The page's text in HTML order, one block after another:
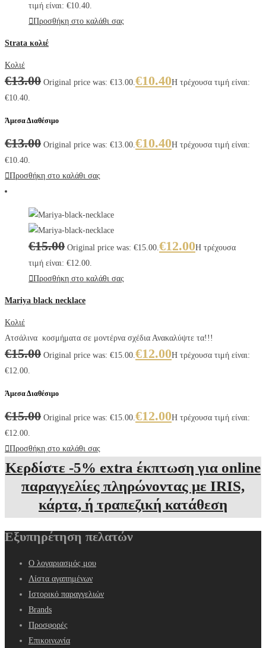
τιμή είναι: €10.40.
Προσθήκη στο καλάθι σας
Strata κολιέ
Κολιέ
€13.00 Original price was: €13.00. €10.40Η τρέχουσα τιμή είναι:
€10.40.
Άμεσα Διαθέσιμο
€13.00 Original price was: €13.00. €10.40Η τρέχουσα τιμή είναι:
€10.40.
Προσθήκη στο καλάθι σας
€15.00 Original price was: €15.00. €12.00Η τρέχουσα
τιμή είναι: €12.00.
Προσθήκη στο καλάθι σας
Mariya black necklace
Κολιέ
Ατσάλινα κοσμήματα σε μοντέρνα σχέδια Ανακαλύψτε τα!!!
€15.00 Original price was: €15.00. €12.00Η τρέχουσα τιμή είναι:
€12.00.
Άμεσα Διαθέσιμο
€15.00 Original price was: €15.00. €12.00Η τρέχουσα τιμή είναι:
€12.00.
Προσθήκη στο καλάθι σας
Κερδίστε -5% extra έκπτωση για online
παραγγελίες πληρώνοντας με IRIS,
κάρτα, ή τραπεζική κατάθεση
Εξυπηρέτηση πελατών
Ο λογαριασμός μου
Λίστα αγαπημένων
Ιστορικό παραγγελιών
Brands
Προσφορές
Επικοινωνία